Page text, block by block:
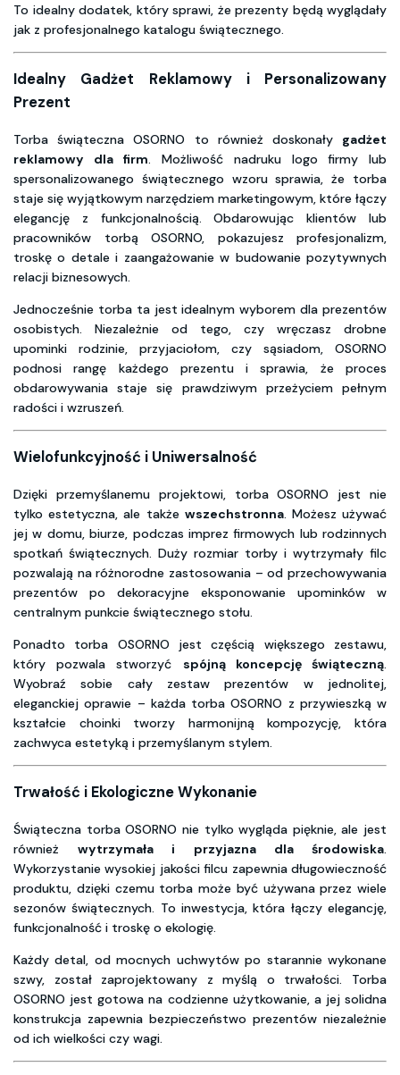
To idealny dodatek, który sprawi, że prezenty będą wyglądały
jak z profesjonalnego katalogu świątecznego.
Idealny Gadżet Reklamowy i Personalizowany
Prezent
Torba świąteczna OSORNO to również doskonały gadżet
reklamowy dla firm. Możliwość nadruku logo firmy lub
spersonalizowanego świątecznego wzoru sprawia, że torba
staje się wyjątkowym narzędziem marketingowym, które łączy
elegancję z funkcjonalnością. Obdarowując klientów lub
pracowników torbą OSORNO, pokazujesz profesjonalizm,
troskę o detale i zaangażowanie w budowanie pozytywnych
relacji biznesowych.
Jednocześnie torba ta jest idealnym wyborem dla prezentów
osobistych. Niezależnie od tego, czy wręczasz drobne
upominki rodzinie, przyjaciołom, czy sąsiadom, OSORNO
podnosi rangę każdego prezentu i sprawia, że proces
obdarowywania staje się prawdziwym przeżyciem pełnym
radości i wzruszeń.
Wielofunkcyjność i Uniwersalność
Dzięki przemyślanemu projektowi, torba OSORNO jest nie
tylko estetyczna, ale także wszechstronna. Możesz używać
jej w domu, biurze, podczas imprez firmowych lub rodzinnych
spotkań świątecznych. Duży rozmiar torby i wytrzymały filc
pozwalają na różnorodne zastosowania – od przechowywania
prezentów po dekoracyjne eksponowanie upominków w
centralnym punkcie świątecznego stołu.
Ponadto torba OSORNO jest częścią większego zestawu,
który pozwala stworzyć spójną koncepcję świąteczną.
Wyobraź sobie cały zestaw prezentów w jednolitej,
eleganckiej oprawie – każda torba OSORNO z przywieszką w
kształcie choinki tworzy harmonijną kompozycję, która
zachwyca estetyką i przemyślanym stylem.
Trwałość i Ekologiczne Wykonanie
Świąteczna torba OSORNO nie tylko wygląda pięknie, ale jest
równieżwytrzymała i przyjazna dla środowiska.
Wykorzystanie wysokiej jakości filcu zapewnia długowieczność
produktu, dzięki czemu torba może być używana przez wiele
sezonów świątecznych. To inwestycja, która łączy elegancję,
funkcjonalność i troskę o ekologię.
Każdy detal, od mocnych uchwytów po starannie wykonane
szwy, został zaprojektowany z myślą o trwałości. Torba
OSORNO jest gotowa na codzienne użytkowanie, a jej solidna
konstrukcja zapewnia bezpieczeństwo prezentów niezależnie
od ich wielkości czy wagi.